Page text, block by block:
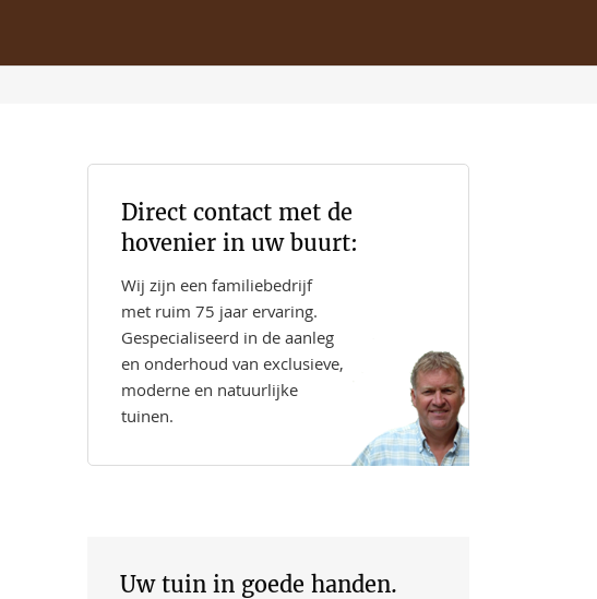
Direct contact met de
hovenier in uw buurt:
Wij zijn een familiebedrijf
met ruim 75 jaar ervaring.
Gespecialiseerd in de aanleg
en onderhoud van exclusieve,
moderne en natuurlijke
tuinen.
Uw tuin in goede handen.